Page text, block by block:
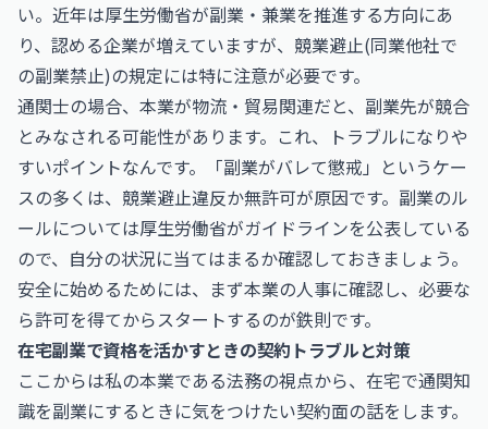
い。近年は厚生労働省が副業・兼業を推進する方向にあ
り、認める企業が増えていますが、競業避止(同業他社で
の副業禁止)の規定には特に注意が必要です。
通関士の場合、本業が物流・貿易関連だと、副業先が競合
とみなされる可能性があります。これ、トラブルになりや
すいポイントなんです。「副業がバレて懲戒」というケー
スの多くは、競業避止違反か無許可が原因です。副業のル
ールについては厚生労働省がガイドラインを公表している
ので、自分の状況に当てはまるか確認しておきましょう。
安全に始めるためには、まず本業の人事に確認し、必要な
ら許可を得てからスタートするのが鉄則です。
在宅副業で資格を活かすときの契約トラブルと対策
ここからは私の本業である法務の視点から、在宅で通関知
識を副業にするときに気をつけたい契約面の話をします。